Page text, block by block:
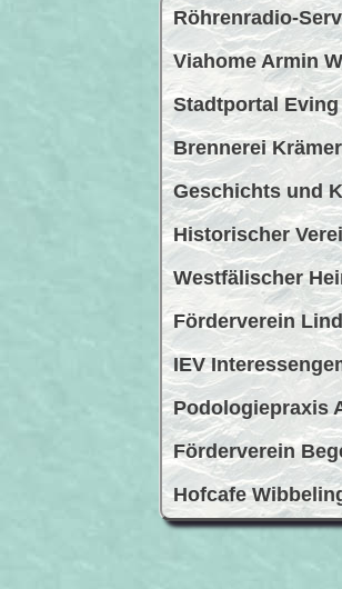
Röhrenradio-
Viahome Armin
Stadtportal Eving
Brennerei Krämer
Geschichts und
Historischer
Westfälischer
Förderverein
IEV
Podologiepraxis
Förderverein
Hofcafe